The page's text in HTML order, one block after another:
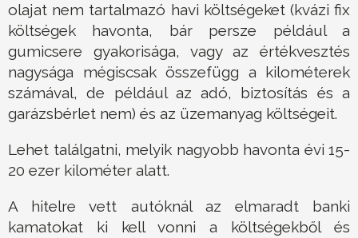
olajat nem tartalmazó havi költségeket (kvázi fix
költségek havonta, bár persze például a
gumicsere gyakorisága, vagy az értékvesztés
nagysága mégiscsak összefügg a kilométerek
számával, de például az adó, biztosítás és a
garázsbérlet nem) és az üzemanyag költségeit.
Lehet találgatni, melyik nagyobb havonta évi 15-
20 ezer kilométer alatt.
A hitelre vett autóknál az elmaradt banki
kamatokat ki kell vonni a költségekből és